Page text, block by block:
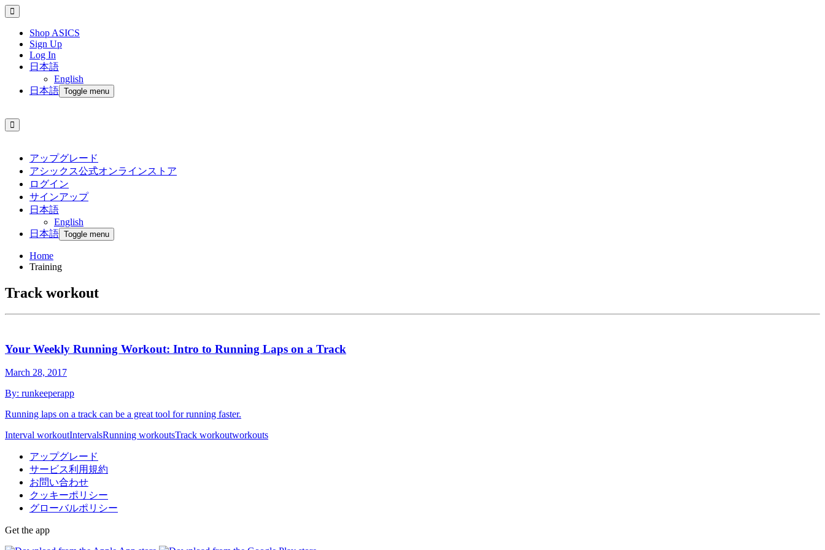
Shop ASICS
Sign Up
Log In
日本語
English
日本語 Toggle menu
アップグレード
アシックス公式オンラインストア
ログイン
サインアップ
日本語
English
日本語 Toggle menu
Home
Training
Track workout
Your Weekly Running Workout: Intro to Running Laps on a Track
March 28, 2017
By: runkeeperapp
Running laps on a track can be a great tool for running faster.
Interval workoutIntervalsRunning workoutsTrack workoutworkouts
アップグレード
サービス利用規約
お問い合わせ
クッキーポリシー
グローバルポリシー
Get the app